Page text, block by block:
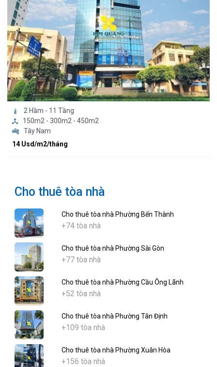
2 Hầm - 11 Tầng
150m2 - 300m2 - 450m2
Tây Nam
14 Usd/m2/tháng
Cho thuê tòa nhà
Cho thuê tòa nhà Phường Bến Thành
+74 tòa nhà
Cho thuê tòa nhà Phường Sài Gòn
+77 tòa nhà
Cho thuê tòa nhà Phường Cầu Ông Lãnh
+52 tòa nhà
Cho thuê tòa nhà Phường Tân Định
+109 tòa nhà
Cho thuê tòa nhà Phường Xuân Hòa
+156 tòa nhà